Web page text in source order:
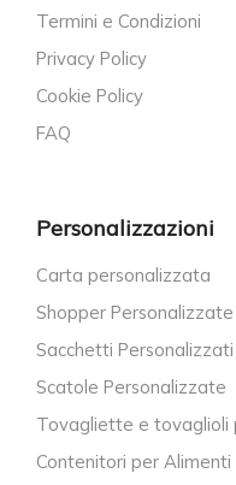
Termini e Condizioni
Privacy Policy
Cookie Policy
FAQ
Personalizzazioni
Carta personalizzata
Shopper Personalizzate
Sacchetti Personalizzati
Scatole Personalizzate
Tovagliette e tovaglioli
Contenitori per